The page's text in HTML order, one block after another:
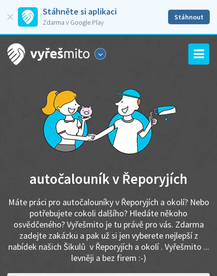
Stáhněte si aplikaci
Zdarma v Google Play
Stáhnout
autočalouník v Řeporyjích
Máte práci pro autočalouníky v Řeporyjích a okolí? Nebo
potřebujete cokoli dalšího? Hledáte někoho
osvědčeného? Vyřešmito je tu právě pro vás. Zdarma
zadejte zakázku a pak už si jen vyberete nejlepší z
nabídek našich Šikulů v Řeporyjích a okolí . Vyřešmito ...
levněji a bez firem :-)